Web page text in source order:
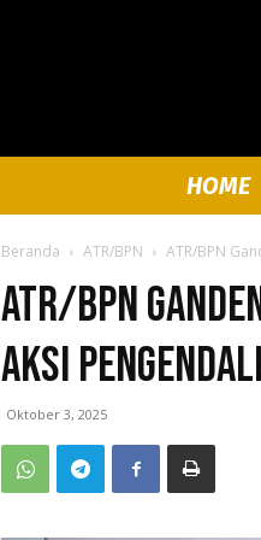
HOME
Beranda ATR/BPN ATR/BPN
ATR/BPN
Aksi
Oktober 3, 2025